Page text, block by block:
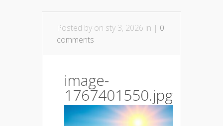
Posted by on sty 3, 2026 in | 0
comments
image-
1767401550.jpg